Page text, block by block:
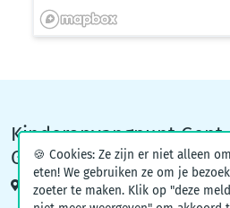
Kinderopvangpunt
Groeiteam
Woodrow Wilsonplein 1, 9000 Gent
🍪 Cookies: Ze zijn er niet alleen
eten! We gebruiken ze om je
zoeter te maken. Klik op "deze